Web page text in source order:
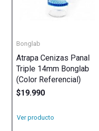
Bonglab
Atrapa Cenizas Panal
Triple 14mm Bonglab
(Color Referencial)
$19.990
Ver producto